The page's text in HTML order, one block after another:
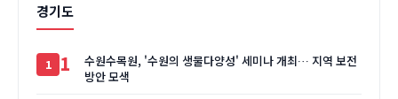
경기도
1
수원수목원, '수원의 생물다양성' 세미나 개최… 지역 보전
방안 모색